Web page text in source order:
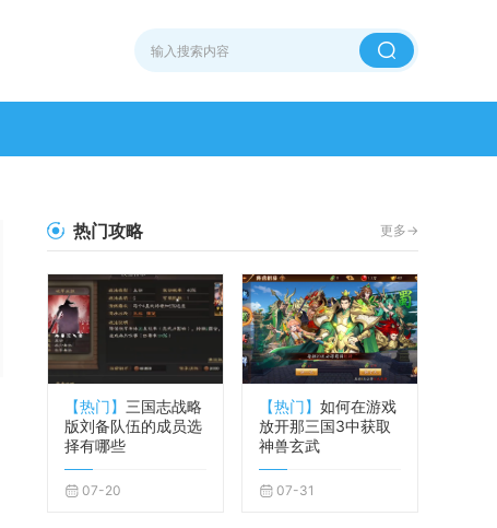
热门攻略 更多->
【热门】 三国志战略
版刘备队伍的成员选
择有哪些
07-20
【热门】 如何在游戏
放开那三国3中获取
神兽玄武
07-31